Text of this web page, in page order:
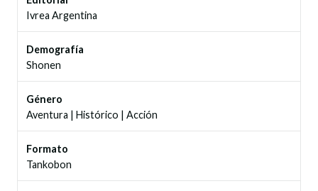
Ivrea Argentina
Demografía
Shonen
Género
Aventura | Histórico | Acción
Formato
Tankobon